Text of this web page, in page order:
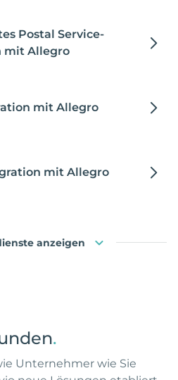
Postal Service-
mit Allegro
mit Allegro
mit Allegro
anzeigen
.
Unternehmer wie Sie